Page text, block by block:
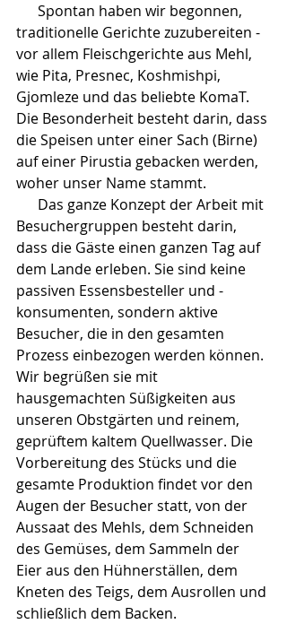
traditionelle Gerichte zuzubereiten -
vor allem Fleischgerichte aus Mehl,
wie Pita, Presnec, Koshmishpi,
Gjomleze und das beliebte KomaT.
Die Besonderheit besteht darin, dass
die Speisen unter einer Sach (Birne)
auf einer Pirustia gebacken werden,
woher unser Name stammt.
Besuchergruppen besteht darin,
dass die Gäste einen ganzen Tag auf
dem Lande erleben. Sie sind keine
passiven Essensbesteller und -
konsumenten, sondern aktive
Besucher, die in den gesamten
Prozess einbezogen werden können.
Wir begrüßen sie mit
hausgemachten Süßigkeiten aus
unseren Obstgärten und reinem,
geprüftem kaltem Quellwasser. Die
Vorbereitung des Stücks und die
gesamte Produktion findet vor den
Augen der Besucher statt, von der
Aussaat des Mehls, dem Schneiden
des Gemüses, dem Sammeln der
Eier aus den Hühnerställen, dem
Kneten des Teigs, dem Ausrollen und
schließlich dem Backen.